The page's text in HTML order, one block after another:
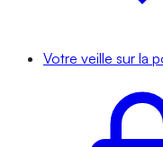
Votre veille sur la